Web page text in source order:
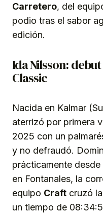
Carretero, del
podio tras el sabor
edición.
Ida Nilsson:
Classic
Nacida en Kalmar
aterrizó por primera
2025 con un
y no defraudó.
prácticamente
en Fontanales, la
equipo Craft cruzó
un tiempo de